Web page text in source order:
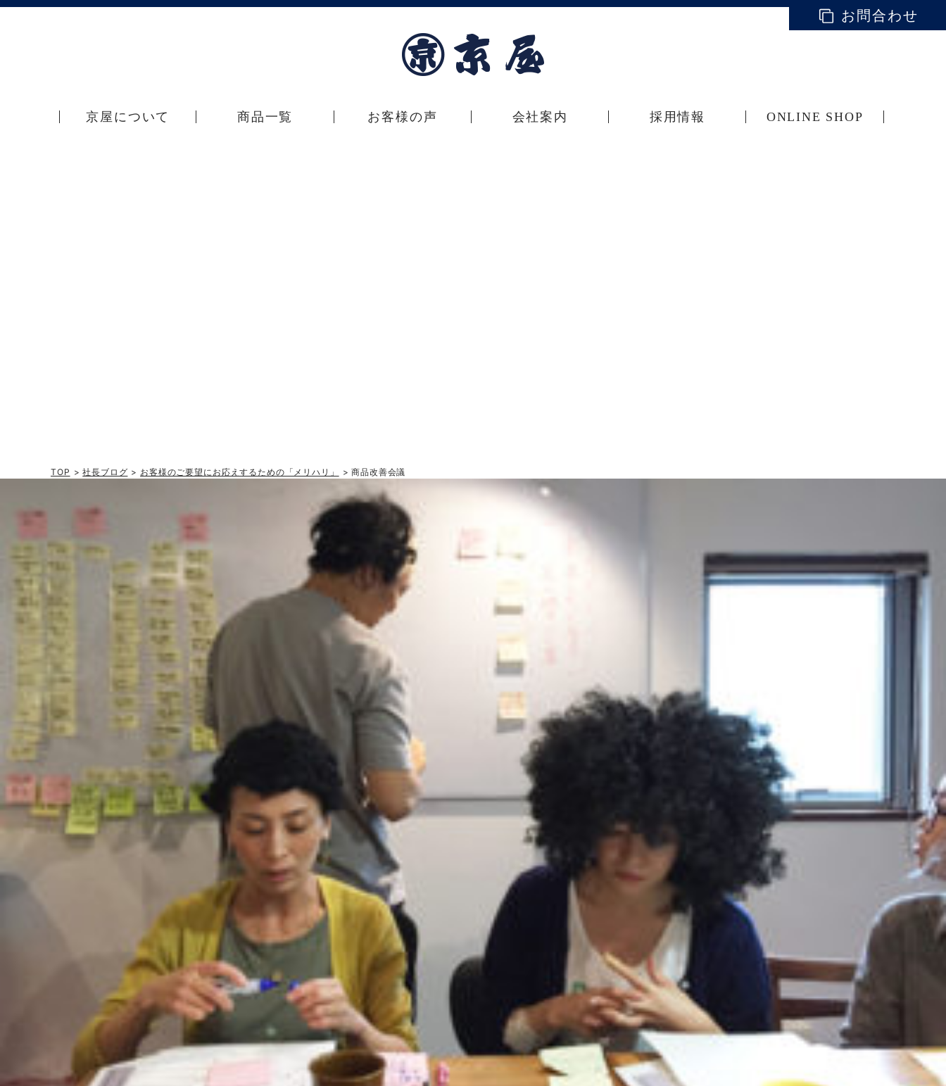
お問合わせ
京屋について 商品一覧 お客様の声 会社案内 採用情報 ONLINE SHOP
TOP >社長ブログ > お客様のご要望にお応えするための「メリハリ」 > 商品改善会議